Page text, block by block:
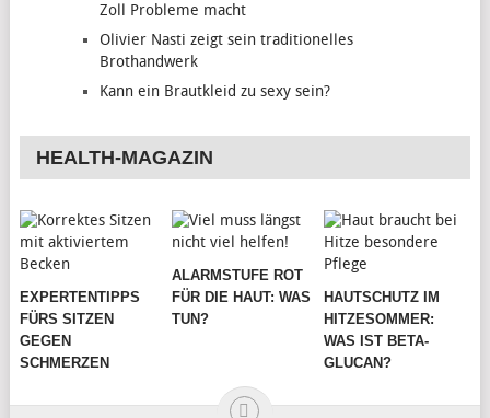
Zoll Probleme macht
Olivier Nasti zeigt sein traditionelles
Brothandwerk
Kann ein Brautkleid zu sexy sein?
HEALTH-MAGAZIN
EXPERTENTIPPS
FÜRS SITZEN
GEGEN
SCHMERZEN
ALARMSTUFE ROT
FÜR DIE HAUT: WAS
TUN?
HAUTSCHUTZ IM
HITZESOMMER:
WAS IST BETA-
GLUCAN?